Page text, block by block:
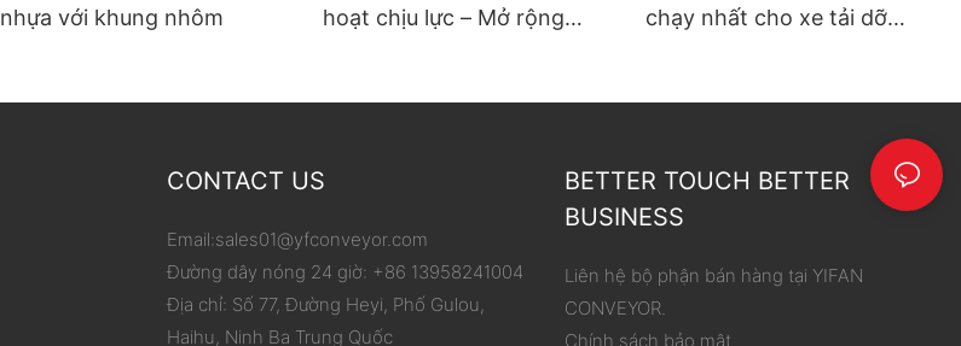
nhựa với khung nhôm
hoạt chịu lực – Mở rộng
chạy nhất cho xe tải dỡ
CONTACT US
Email:sales01@yfconveyor.com
Đường dây nóng 24 giờ: +86 13958241004
Địa chỉ: Số 77, Đường Heyi, Phố Gulou,
Haihu, Ninh Ba Trung Quốc
BETTER TOUCH BETTER
BUSINESS
Liên hệ bộ phận bán hàng tại YIFAN
CONVEYOR.
Chính sách bảo mật